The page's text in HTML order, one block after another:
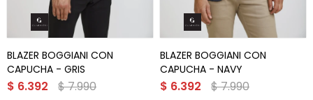
BLAZER BOGGIANI CON
CAPUCHA - GRIS
$ 6.392 $7.990
BLAZER BOGGIANI CON
CAPUCHA - NAVY
$ 6.392 $7.990